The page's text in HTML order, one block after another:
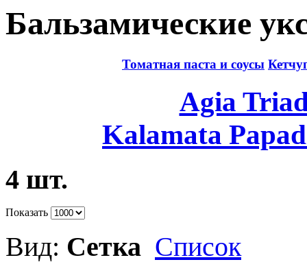
Бальзамические
Томатная паста и соусы
Agia
Kalamata
4 шт.
Показать
Вид: Сетка Список